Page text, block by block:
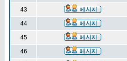
43
44
45
46